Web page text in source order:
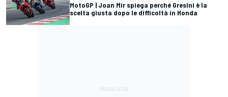
MotoGP | Joan Mir spiega perché Gresini è la
scelta giusta dopo le difficoltà in Honda